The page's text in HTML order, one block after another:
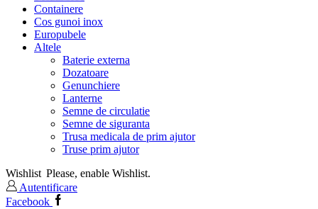
Containere
Cos gunoi inox
Europubele
Altele
Baterie externa
Dozatoare
Genunchiere
Lanterne
Semne de circulatie
Semne de siguranta
Trusa medicala de prim ajutor
Truse prim ajutor
Wishlist Please, enable Wishlist.
Autentificare
Facebook